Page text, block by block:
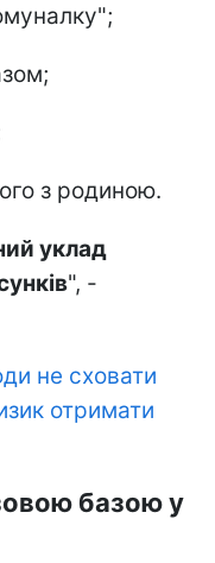
з родиною.
уклад
", -
не сховати
отримати
базою у